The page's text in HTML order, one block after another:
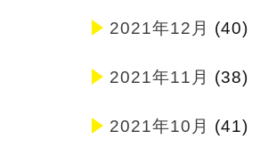
2021年12月 (40)
2021年11月 (38)
2021年10月 (41)